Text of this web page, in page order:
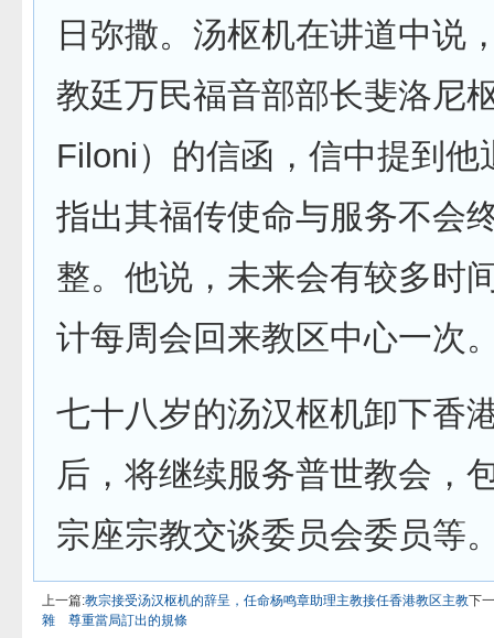
日弥撒。汤枢机在讲道中说
教廷万民福音部部长斐洛尼
Filoni）的信函，信中提到他
指出其福传使命与服务不会
整。他说，未来会有较多时
计每周会回来教区中心一次
七十八岁的汤汉枢机卸下香
后，将继续服务普世教会，
宗座宗教交谈委员会委员等
上一篇:教宗接受汤汉枢机的辞呈，任命杨鸣章助理主教接任香港教区主教下
雜 尊重當局訂出的規條